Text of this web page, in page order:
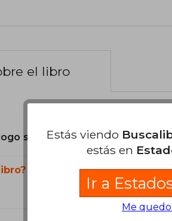
el libro
son Originales.
Estás viendo
estás en
Ir a
Me